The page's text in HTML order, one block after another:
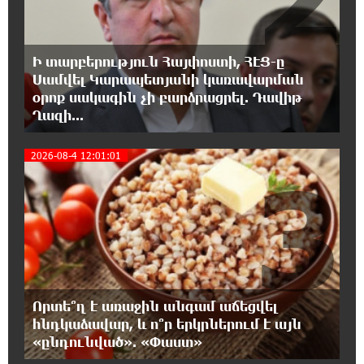
17:28:45 8-08-2026
«Հայաքվե»-ի հայտարարությունից հետո
WCC-ն արձագանքել է Հայ Եկեղեցու շուրջ
ստեղծված իրավիճակին
16:58:38 8-08-2026
IDBank-ը զգուշացնում է հյուրանոցների
ամրագրման հետ կապված զեղծարարությունների մասին
16:29:54 8-08-2026
Մհեր Անանյանն ընդգրկվել է Յունիբանկի
Վարչության կազմում
16:05:54 8-08-2026
«Սմայլ Սվիթ»-ի զարգացման ճանապարհը
Կոնվերս Բանկի գործընկերությամբ
Ի տարբերություն Հայփոստի, ՀԷՑ-ը
Սամվել Կարապետյանի կառավարման
օրոք սակագին չի բարձրացրել. Դավիթ
Ղազի...
2026-08-4 12:01:01
Որտե՞ղ է առաջին անգամ աճեցվել
հնդկաձավար, և ո՞ր երկրներում է այն
«ընդունված». «Փաստ»
3